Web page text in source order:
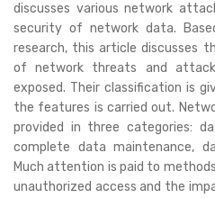
discusses various network
security of network data.
research, this article discusses
of network threats and
exposed. Their classification is
the features is carried out.
provided in three categories:
complete data maintenance,
Much attention is paid to
unauthorized access and the